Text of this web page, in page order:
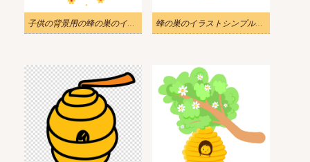
子供の背景用の蜂の巣のイラスト 蜂の巣のイラストシンプルな画像